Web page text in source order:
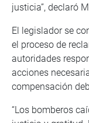
justicia”, declaró
El legislador se
el proceso de
autoridades
acciones
compensación
“Los bomberos